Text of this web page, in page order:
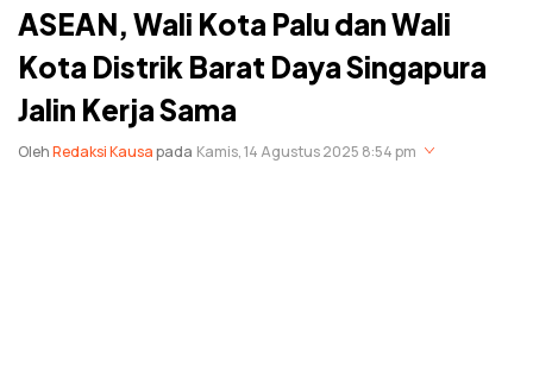
ASEAN, Wali Kota Palu dan Wali
Kota Distrik Barat Daya Singapura
Jalin Kerja Sama
OlehRedaksi Kausapada Kamis, 14 Agustus 2025 8:54 pm